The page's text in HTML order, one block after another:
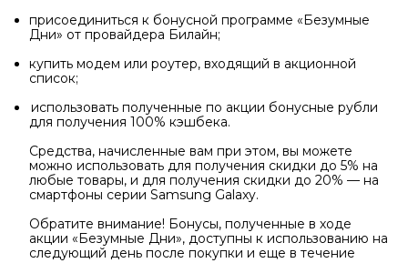
присоединиться к бонусной программе «Безумные
Дни» от провайдера Билайн;
купить модем или роутер, входящий в акционной
список;
использовать полученные по акции бонусные рубли
для получения 100% кэшбека.
Средства, начисленные вам при этом, вы можете
можно использовать для получения скидки до 5% на
любые товары, и для получения скидки до 20% — на
смартфоны серии Samsung Galaxy.
Обратите внимание! Бонусы, полученные в ходе
акции «Безумные Дни», доступны к использованию на
следующий день после покупки и еще в течение